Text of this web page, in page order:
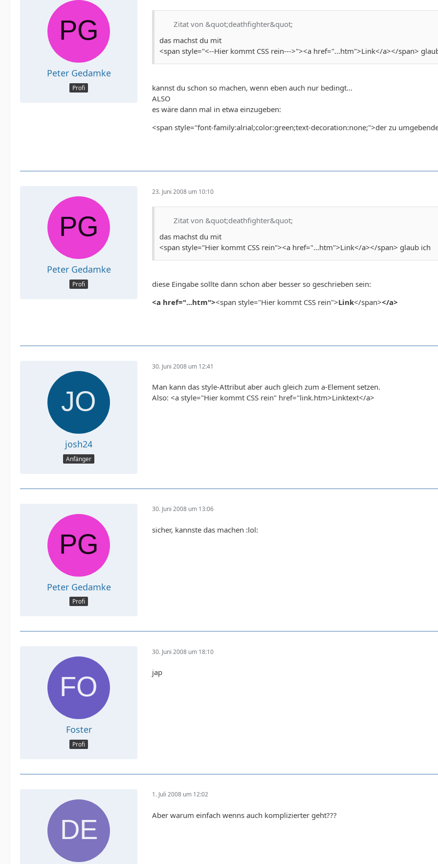
Peter Gedamke
Profi
Zitat von &quot;deathfighter&quot;
das machst du mit
<span style="<--Hier kommt CSS rein--->"><a href="...htm">Link</a></span>
kannst du schon so machen, wenn eben auch nur bedingt...
ALSO
es wäre dann mal in etwa einzugeben:
<span style="font-family:alrial;color:green;text-decoration:none;">der zu
Peter Gedamke
Profi
23. Juni 2008 um 10:10
Zitat von &quot;deathfighter&quot;
das machst du mit
<span style="Hier kommt CSS rein"><a href="...htm">Link</a></span> glaub ich
diese Eingabe sollte dann schon aber besser so geschrieben sein:
<a href="...htm"><span style="Hier kommt CSS rein">Link</span></a>
josh24
Anfänger
30. Juni 2008 um 12:41
Man kann das style-Attribut aber auch gleich zum a-Element setzen.
Also: <a style="Hier kommt CSS rein" href="link.htm>Linktext</a>
Peter Gedamke
Profi
30. Juni 2008 um 13:06
sicher, kannste das machen :lol:
Foster
Profi
30. Juni 2008 um 18:10
jap
1. Juli 2008 um 12:02
Aber warum einfach wenns auch komplizierter geht???